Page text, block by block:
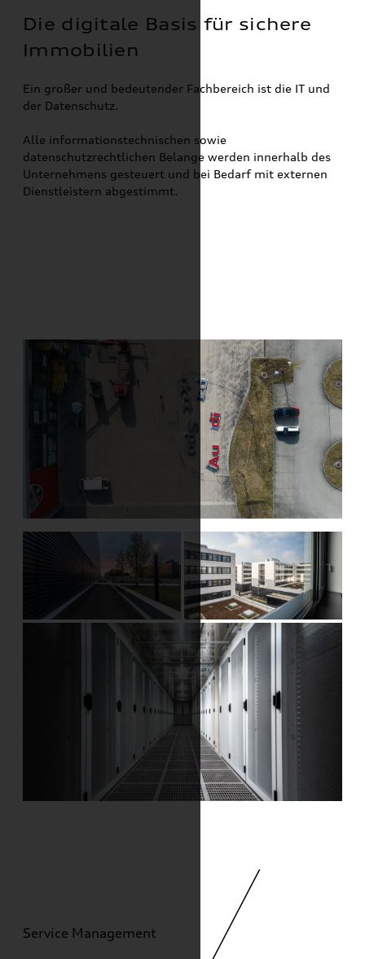
Die digitale Basis für sichere
Immobilien
Ein großer und bedeutender Fachbereich ist die IT und
der Datenschutz.
Alle informationstechnischen sowie
datenschutzrechtlichen Belange werden innerhalb des
Unternehmens gesteuert und bei Bedarf mit externen
Dienstleistern abgestimmt.
Service Management